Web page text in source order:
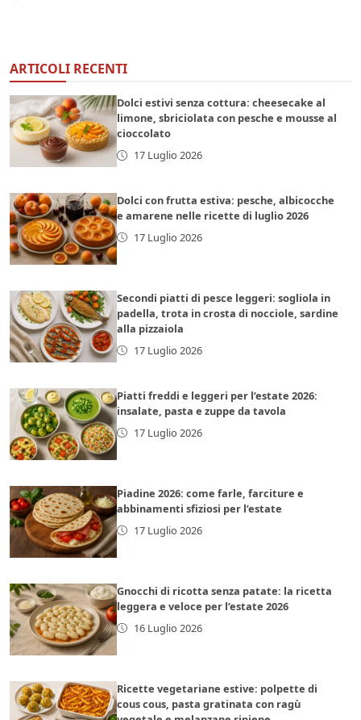
ARTICOLI RECENTI
Dolci estivi senza cottura: cheesecake al
limone, sbriciolata con pesche e mousse al
cioccolato
17 Luglio 2026
Dolci con frutta estiva: pesche, albicocche
e amarene nelle ricette di luglio 2026
17 Luglio 2026
Secondi piatti di pesce leggeri: sogliola in
padella, trota in crosta di nocciole, sardine
alla pizzaiola
17 Luglio 2026
Piatti freddi e leggeri per l’estate 2026:
insalate, pasta e zuppe da tavola
17 Luglio 2026
Piadine 2026: come farle, farciture e
abbinamenti sfiziosi per l’estate
17 Luglio 2026
Gnocchi di ricotta senza patate: la ricetta
leggera e veloce per l’estate 2026
16 Luglio 2026
Ricette vegetariane estive: polpette di
cous cous, pasta gratinata con ragù